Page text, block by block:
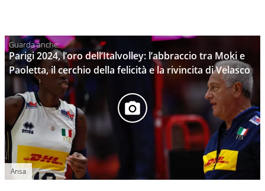
Parigi 2024, l’oro dell’Italvolley: l’abbraccio tra Moki e
Paoletta, il cerchio della felicità e la rivincita di Velasco
Ansa